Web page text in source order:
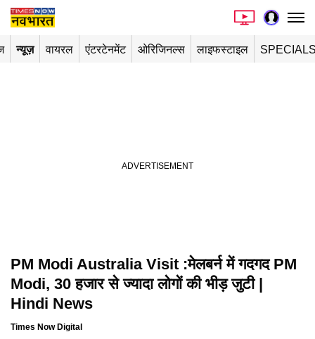
न्यूज़ वायरल एंटरटेनमेंट ओरिजिनल्स लाइफस्टाइल
PM Modi Australia Visit :मेलबर्न में गदगद PM
Modi, 30 हजार से ज्यादा लोगों की भीड़ जुटी |
Hindi News
Times Now Digital